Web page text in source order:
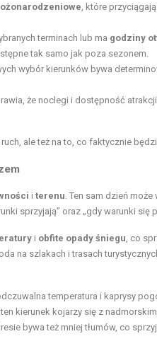
, które
terminach lub ma godziny
tak samo jak poza sezonem.
wybór kierunków bywa
że noclegi i dostępność
ale też na to, co faktycznie
i terenu . Ten sam dzień
sprzyjają” oraz „gdy warunki się
i obfite opady śniegu , co
na szlakach i trasach
temperatura i kaprysy
kierunek kojarzy się z
bywa też mniej tłumów, co